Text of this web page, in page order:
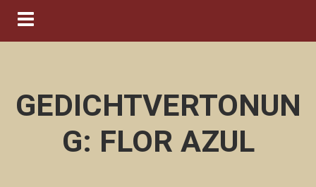
Navigation ein-/ausblenden
GEDICHTVERTONUN
G: FLOR AZUL